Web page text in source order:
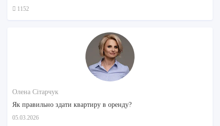
1152
Олена Сітарчук
Як правильно здати квартиру в оренду?
05.03.2026